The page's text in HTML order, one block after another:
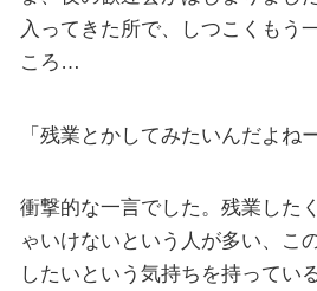
入ってきた所で、しつこくもう
ころ…
「残業とかしてみたいんだよねー
衝撃的な一言でした。残業した
ゃいけないという人が多い、こ
したいという気持ちを持ってい